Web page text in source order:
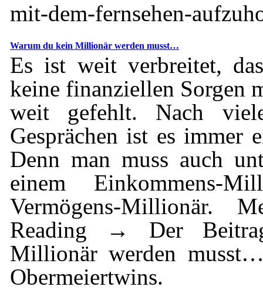
mit-dem-fernsehen-
Warum du kein Millionär werden musst…
Es ist weit verbreitet,
keine finanziellen Sorgen
weit gefehlt. Nach
Gesprächen ist es immer
Denn man muss auch
einem Einkommens-
Vermögens-Millionär.
Reading → Der
Millionär werden
Obermeiertwins.